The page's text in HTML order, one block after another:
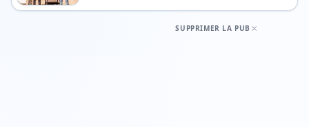
SUPPRIMER LA PUB